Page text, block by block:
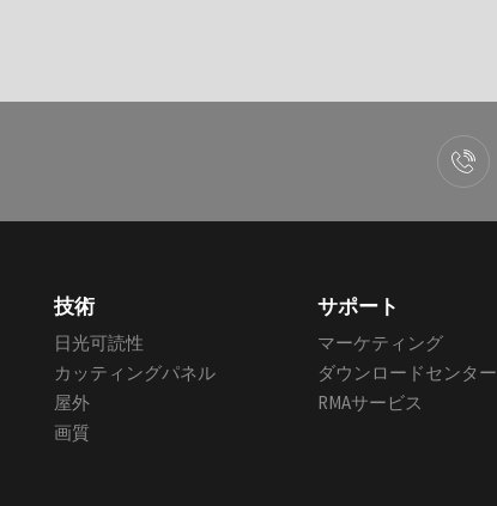
技術
日光可読性
カッティングパネル
屋外
画質
サポート
マーケティング
ダウンロードセンター
RMAサービス